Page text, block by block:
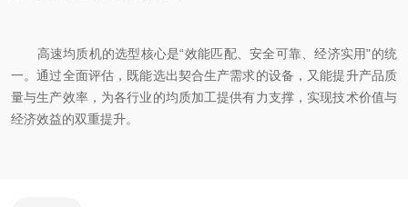
高速均质机的选型核心是“效能匹配、安全可靠、经济实用"的统
一。通过全面评估，既能选出契合生产需求的设备，又能提升产品质
量与生产效率，为各行业的均质加工提供有力支撑，实现技术价值与
经济效益的双重提升。